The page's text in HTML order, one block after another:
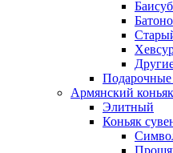
Батоно
Подарочные
Армянский коньяк
Элитный
Коньяк